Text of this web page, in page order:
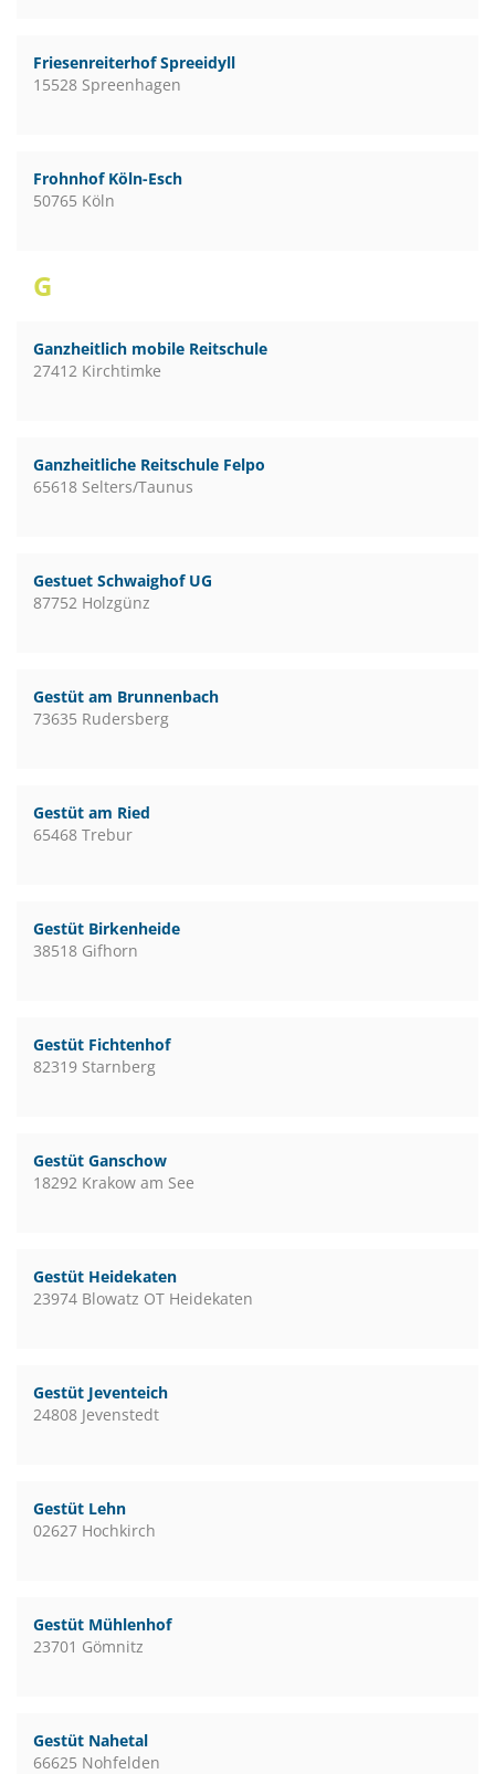
Friesenreiterhof Spreeidyll
15528 Spreenhagen
Frohnhof Köln-Esch
50765 Köln
G
Ganzheitlich mobile Reitschule
27412 Kirchtimke
Ganzheitliche Reitschule Felpo
65618 Selters/Taunus
Gestuet Schwaighof UG
87752 Holzgünz
Gestüt am Brunnenbach
73635 Rudersberg
Gestüt am Ried
65468 Trebur
Gestüt Birkenheide
38518 Gifhorn
Gestüt Fichtenhof
82319 Starnberg
Gestüt Ganschow
18292 Krakow am See
Gestüt Heidekaten
23974 Blowatz OT Heidekaten
Gestüt Jeventeich
24808 Jevenstedt
Gestüt Lehn
02627 Hochkirch
Gestüt Mühlenhof
23701 Gömnitz
Gestüt Nahetal
66625 Nohfelden